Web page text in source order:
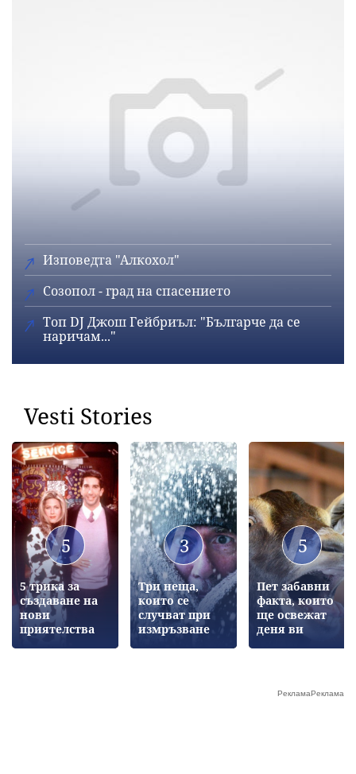
Изповедта "Алкохол"
Созопол - град на спасението
Топ DJ Джош Гейбриъл: "Българче да се
наричам..."
Vesti Stories
5
5 трика за
създаване на
нови
приятелства
3
Три неща,
които се
случват при
измръзване
5
Пет забавни
факта, които
ще освежат
деня ви